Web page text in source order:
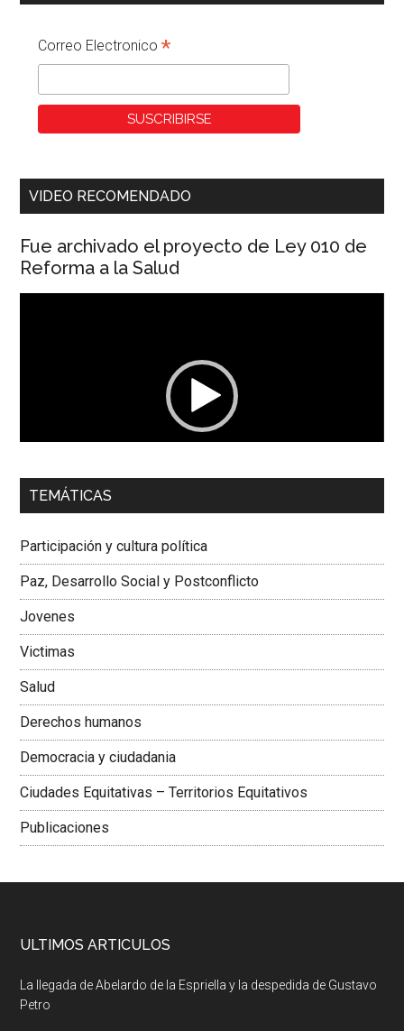
Correo Electronico*
VIDEO RECOMENDADO
Fue archivado el proyecto de Ley 010 de
Reforma a la Salud
00:00 01:04
Dra. Carolina Corcho Mejía,Presidenta Corporación
Colombiana
TEMÁTICAS
Participación y cultura política
Paz, Desarrollo Social y Postconflicto
Jovenes
Victimas
Salud
Derechos humanos
Democracia y ciudadania
Ciudades Equitativas – Territorios Equitativos
Publicaciones
ULTIMOS ARTICULOS
La llegada de Abelardo de la Espriella y la despedida de Gustavo
Petro